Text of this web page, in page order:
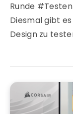
Runde
Diesmal gibt
Design zu